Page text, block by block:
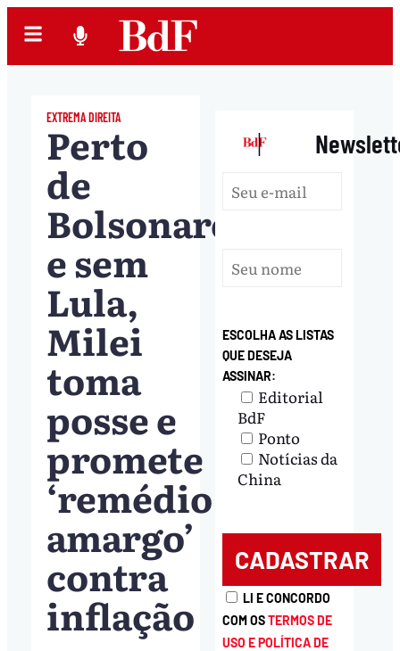
EXTREMA DIREITA
Perto
de
Bolsonaro
e sem
Lula,
Milei
toma
posse e
promete
‘remédio
amargo’
contra
inflação
|
ESCOLHA AS LISTAS
QUE DESEJA
ASSINAR:
Editorial
BdF
Ponto
Notícias da
China
LI E CONCORDO
COM OSTERMOS DE
USO E POLÍTICA DE